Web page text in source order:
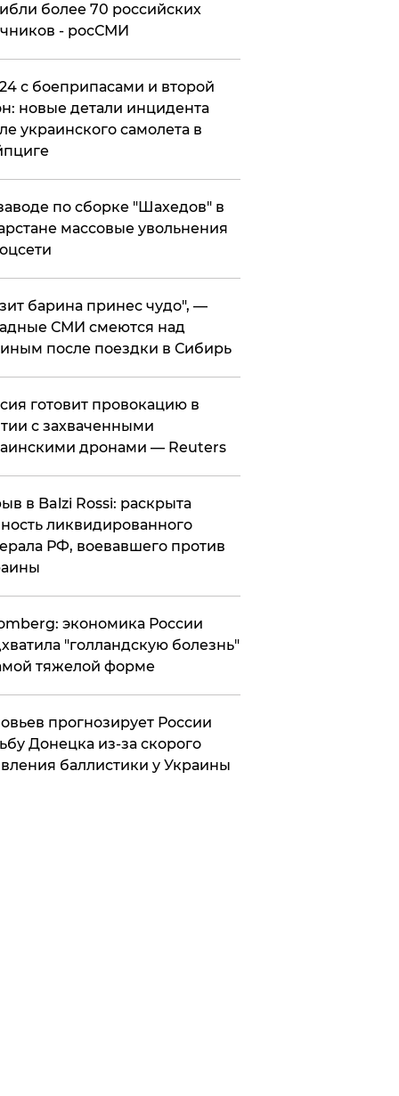
более 70 российских
- росСМИ
с боеприпасами и второй
новые детали инцидента
украинского самолета в
по сборке "Шахедов" в
массовые увольнения
барина принес чудо", —
СМИ смеются над
после поездки в Сибирь
готовит провокацию в
с захваченными
дронами — Reuters
в Balzi Rossi: раскрыта
ликвидированного
РФ, воевавшего против
экономика России
"голландскую болезнь"
тяжелой форме
прогнозирует России
Донецка из-за скорого
баллистики у Украины